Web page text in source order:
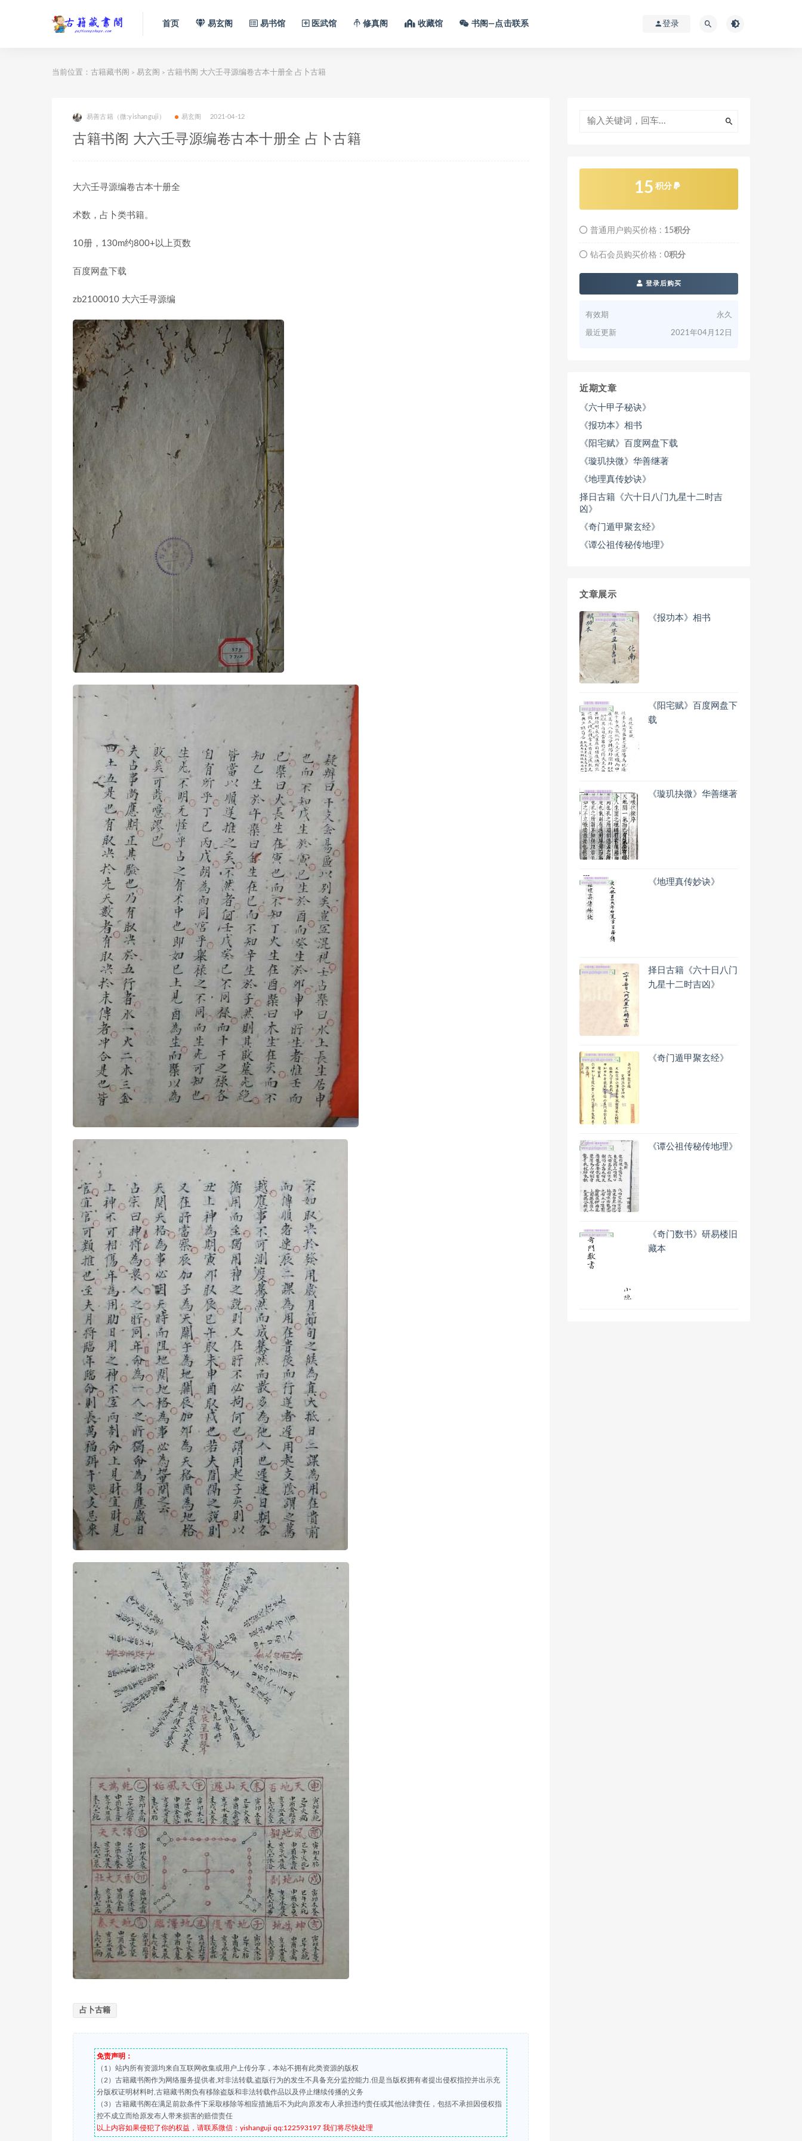
首页 易玄阁 易书馆 医武馆 修真阁 收藏馆 书阁—点击联系 登录
当前位置： 古籍藏书阁 > 易玄阁 > 古籍书阁 大六壬寻源编卷古本十册全 占卜古籍
易善古籍（微:yishanguji） 易玄阁 2021-04-12
古籍书阁 大六壬寻源编卷古本十册全 占卜古籍
大六壬寻源编卷古本十册全
术数，占卜类书籍。
10册，130m约800+以上页数
百度网盘下载
zb2100010 大六壬寻源编
占卜古籍
免责声明：
（1）站内所有资源均来自互联网收集或用户上传分享，本站不拥有此类资源的版权
（2）古籍藏书阁作为网络服务提供者,对非法转载,盗版行为的发生不具备充分监控能力.但是当版权拥有者提出侵权指控并出示充
分版权证明材料时,古籍藏书阁负有移除盗版和非法转载作品以及停止继续传播的义务
（3）古籍藏书阁在满足前款条件下采取移除等相应措施后不为此向原发布人承担违约责任或其他法律责任，包括不承担因侵权指
控不成立而给原发布人带来损害的赔偿责任
以上内容如果侵犯了你的权益，请联系微信：yishanguji qq:122593197 我们将尽快处理
15 积分
普通用户购买价格 : 15积分
钻石会员购买价格 : 0积分
登录后购买
有效期 永久
最近更新 2021年04月12日
近期文章
《六十甲子秘诀》
《报功本》相书
《阳宅赋》百度网盘下载
《璇玑抉微》华善继著
《地理真传妙诀》
择日古籍《六十日八门九星十二时吉
凶》
《奇门遁甲聚玄经》
《谭公祖传秘传地理》
文章展示
《报功本》相书
《阳宅赋》百度网盘下
载
《璇玑抉微》华善继著
《地理真传妙诀》
择日古籍《六十日八门
九星十二时吉凶》
《奇门遁甲聚玄经》
《谭公祖传秘传地理》
《奇门数书》研易楼旧
藏本